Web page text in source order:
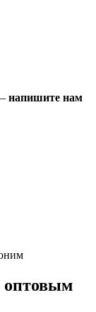
напишите нам
оптовым